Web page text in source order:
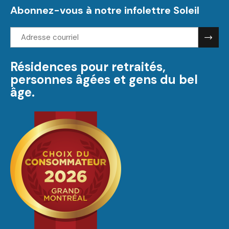
Abonnez-vous à notre infolettre Soleil
Adresse
courriel:
Résidences pour retraités,
personnes âgées et gens du bel
âge.